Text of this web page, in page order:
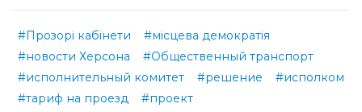
#Прозорі кабінети
#місцева демократія
#новости Херсона
#Общественный транспорт
#исполнительный комитет
#решение
#исполком
#тариф на проезд
#проект